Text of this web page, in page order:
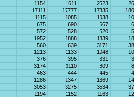
1154 1611 2523
17111 17777 17835
1115 1085 1038
675 690 667
572 528 520
1952 1888 1839
560 639 3171
1213 1133 1048
376 395 331
3174 3110 809
463 444 445
1286 1347 1369
3053 3275 3534
1194 1152 1163